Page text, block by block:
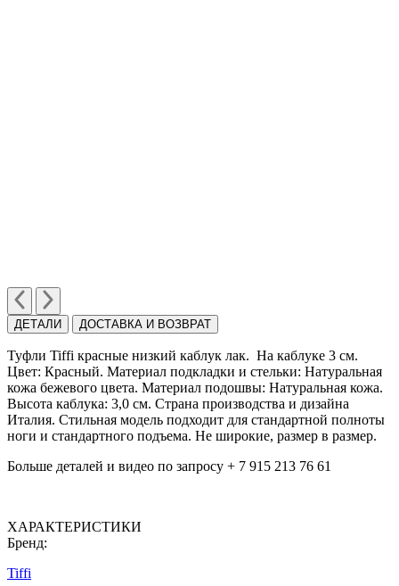
ДЕТАЛИ ДОСТАВКА И ВОЗВРАТ
Туфли Tiffi красные низкий каблук лак. На каблуке 3 см.
Цвет: Красный. Материал подкладки и стельки: Натуральная
кожа бежевого цвета. Материал подошвы: Натуральная кожа.
Высота каблука: 3,0 см. Страна производства и дизайна
Италия. Стильная модель подходит для стандартной полноты
ноги и стандартного подъема. Не широкие, размер в размер.
Больше деталей и видео по запросу + 7 915 213 76 61
ХАРАКТЕРИСТИКИ
Бренд:
Tiffi